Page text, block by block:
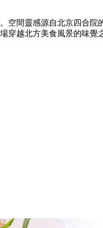
空間靈感源自北京四合院
穿越北方美食風景的味覺